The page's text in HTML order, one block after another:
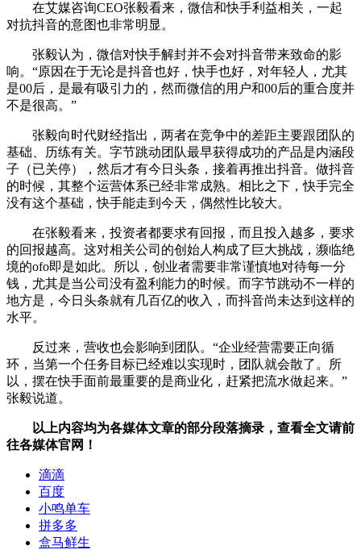
在艾媒咨询CEO张毅看来，微信和快手利益相关，一起
对抗抖音的意图也非常明显。
张毅认为，微信对快手解封并不会对抖音带来致命的影
响。“原因在于无论是抖音也好，快手也好，对年轻人，尤其
是00后，是最有吸引力的，然而微信的用户和00后的重合度并
不是很高。”
张毅向时代财经指出，两者在竞争中的差距主要跟团队的
基础、历练有关。字节跳动团队最早获得成功的产品是内涵段
子（已关停），然后才有今日头条，接着再推出抖音。做抖音
的时候，其整个运营体系已经非常成熟。相比之下，快手完全
没有这个基础，快手能走到今天，偶然性比较大。
在张毅看来，投资者都要求有回报，而且投入越多，要求
的回报越高。这对相关公司的创始人构成了巨大挑战，濒临绝
境的ofo即是如此。所以，创业者需要非常谨慎地对待每一分
钱，尤其是当公司没有盈利能力的时候。而字节跳动不一样的
地方是，今日头条就有几百亿的收入，而抖音尚未达到这样的
水平。
反过来，营收也会影响到团队。“企业经营需要正向循
环，当第一个任务目标已经难以实现时，团队就会散了。所
以，摆在快手面前最重要的是商业化，赶紧把流水做起来。”
张毅说道。
以上内容均为各媒体文章的部分段落摘录，查看全文请前
往各媒体官网！
滴滴
百度
小鸣单车
拼多多
盒马鲜生